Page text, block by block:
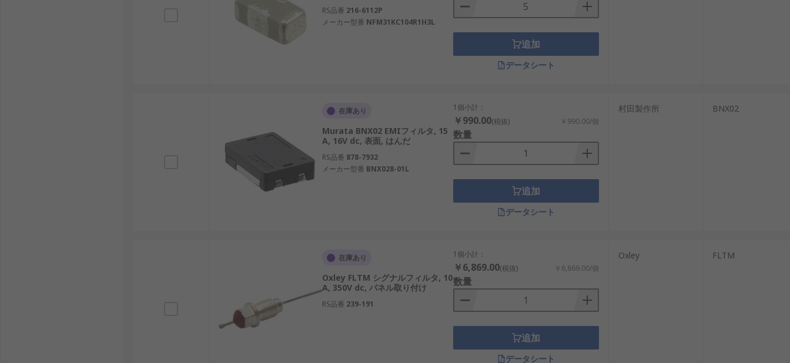
RS品番 216-6112P
メーカー型番 NFM31KC104R1H3L
追加
データシート
在庫あり
Murata BNX02 EMIフィルタ, 15
A, 16V dc, 表面, はんだ
RS品番 878-7932
メーカー型番 BNX028-01L
1個小計：
￥990.00(税抜) ￥990.00/個
数量
追加
データシート
村田製作所 BNX02
在庫あり
Oxley FLTM シグナルフィルタ, 10
A, 350V dc, パネル取り付け
RS品番 239-191
1個小計：
￥6,869.00(税抜) ￥6,869.00/個
数量
追加
データシート
Oxley FLTM